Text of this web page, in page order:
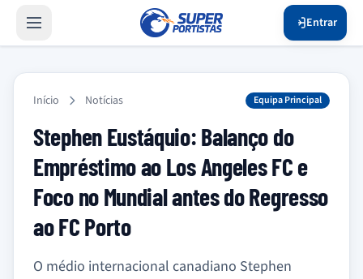
Entrar
Início Notícias Equipa Principal
Stephen Eustáquio: Balanço do
Empréstimo ao Los Angeles FC e
Foco no Mundial antes do Regresso
ao FC Porto
O médio internacional canadiano Stephen